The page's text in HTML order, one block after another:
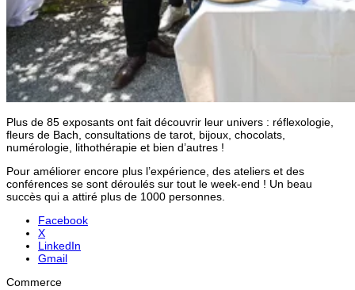
Plus de 85 exposants ont fait découvrir leur univers : réflexologie,
fleurs de Bach, consultations de tarot, bijoux, chocolats,
numérologie, lithothérapie et bien d’autres !
Pour améliorer encore plus l’expérience, des ateliers et des
conférences se sont déroulés sur tout le week-end ! Un beau
succès qui a attiré plus de 1000 personnes.
Facebook
X
LinkedIn
Gmail
Commerce